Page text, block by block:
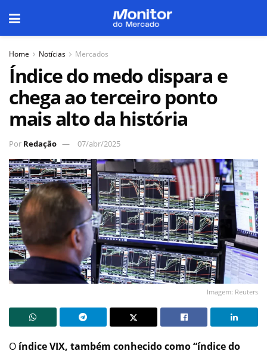
Home Notícias Mercados
Índice do medo dispara e
chega ao terceiro ponto
mais alto da história
Por Redação 07/abr/2025
Imagem: Reuters
O índice VIX, também conhecido como “índice do